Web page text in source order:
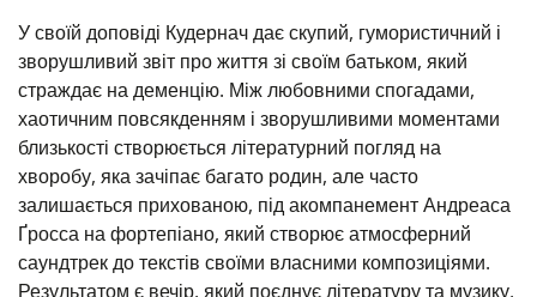
У своїй доповіді Кудернач дає скупий, гумористичний і
зворушливий звіт про життя зі своїм батьком, який
страждає на деменцію. Між любовними спогадами,
хаотичним повсякденням і зворушливими моментами
близькості створюється літературний погляд на
хворобу, яка зачіпає багато родин, але часто
залишається прихованою, під акомпанемент Андреаса
Ґросса на фортепіано, який створює атмосферний
саундтрек до текстів своїми власними композиціями.
Результатом є вечір, який поєднує літературу та музику,